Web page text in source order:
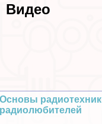
Видео
Основы
радиолюбителей